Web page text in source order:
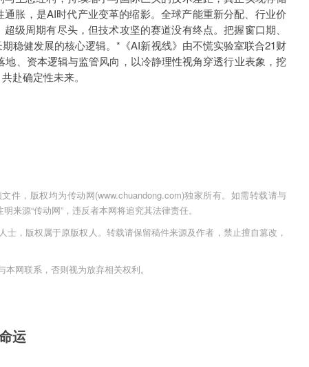
胀，是AI时代产业变革的缩影。全球产能重新分配、行业价
级周期有尽头，但技术攻坚的赛道没有终点。把握窗口期、
稳健发展的核心逻辑。*《AI新视线》由不慌实验室联合21财
、资本逻辑与监管风向，以冷静理性视角穿透行业表象，挖
赴确定性未来。
件，版权均为传动网(www.chuandong.com)独家所有。如需转载请与
来源“传动网”，违反者本网将追究其法律责任。
，版权属于原版权人。转载请保留稿件来源及作者，禁止擅自篡改，
网联系，否则视为放弃相关权利。
运